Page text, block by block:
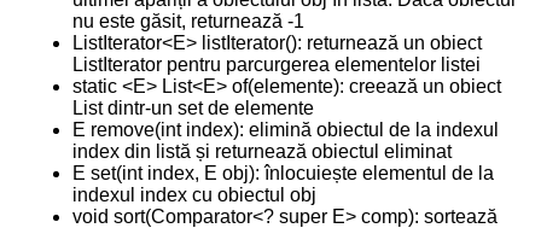
nu este găsit, returnează -1
ListIterator<E> listIterator(): returnează un obiect
ListIterator pentru parcurgerea elementelor listei
static <E> List<E> of(elemente): creează un obiect
List dintr-un set de elemente
E remove(int index): elimină obiectul de la indexul
index din listă și returnează obiectul eliminat
E set(int index, E obj): înlocuiește elementul de la
indexul index cu obiectul obj
void sort(Comparator<? super E> comp): sortează